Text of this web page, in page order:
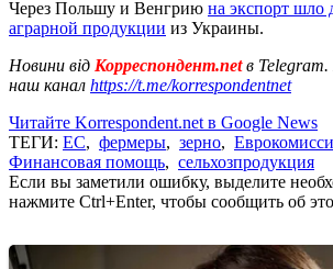
Через Польшу и Венгрию на экспорт шло
аграрной продукции из Украины.
Новини від Корреспондент.netв
наш канал https://t.me/korrespondentnet
Читайте Korrespondent.net в Google News
ТЕГИ: ЕС, фермеры, зерно,
Финансовая помощь, сельхозпродукция
Если вы заметили ошибку, выделите
нажмите Ctrl+Enter, чтобы сообщить об